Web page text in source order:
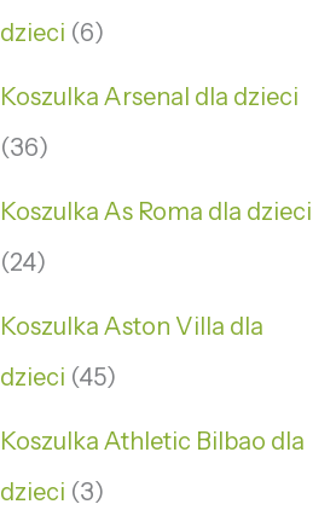
dzieci 6
Koszulka Arsenal dla dzieci
36
Koszulka As Roma dla dzieci
24
Koszulka Aston Villa dla
dzieci 45
Koszulka Athletic Bilbao dla
dzieci 3